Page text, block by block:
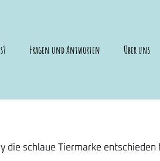
Fragen und Antworten Über uns
die schlaue Tiermarke entschieden